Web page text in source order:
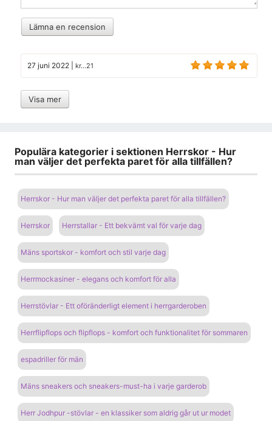
Lämna en recension
27 juni 2022 kr...21
Visa mer
Populära kategorier i sektionen Herrskor - Hur
man väljer det perfekta paret för alla tillfällen?
Herrskor - Hur man väljer det perfekta paret för alla tillfällen?
Herrskor Herrstallar - Ett bekvämt val för varje dag
Mäns sportskor - komfort och stil varje dag
Herrmockasiner - elegans och komfort för alla
Herrstövlar - Ett oföränderligt element i herrgarderoben
Herrflipflops och flipflops - komfort och funktionalitet för sommaren
espadriller för män
Mäns sneakers och sneakers-must-ha i varje garderob
Herr Jodhpur -stövlar - en klassiker som aldrig går ut ur modet